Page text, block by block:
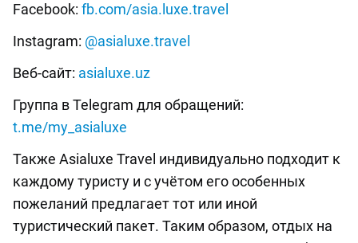
Facebook: fb.com/asia.luxe.travel
Instagram: @asialuxe.travel
Веб-сайт: asialuxe.uz
Группа в Telegram для обращений:
t.me/my_asialuxe
Также Asialuxe Travel индивидуально подходит к
каждому туристу и с учётом его особенных
пожеланий предлагает тот или иной
туристический пакет. Таким образом, отдых на